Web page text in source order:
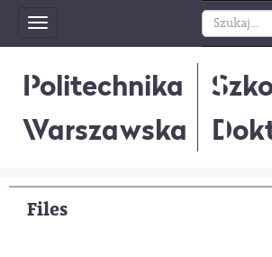
Toggle
navigation
Politechnika
Warszawska
Files